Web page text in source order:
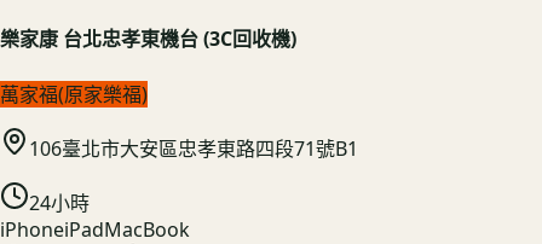
樂家康 台北忠孝東機台 (3C回收機)
萬家福(原家樂福)
106臺北市大安區忠孝東路四段71號B1
24小時
iPhoneiPadMacBook